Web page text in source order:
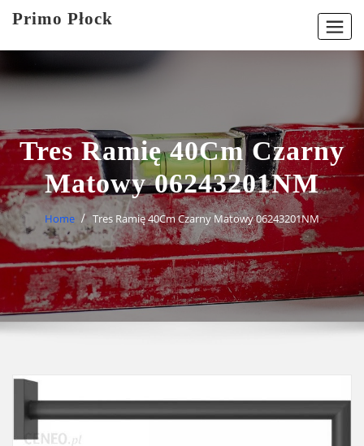
Primo Płock
Tres Ramię 40Cm Czarny
Matowy 06243201NM
Home Tres Ramię 40Cm Czarny Matowy 06243201NM